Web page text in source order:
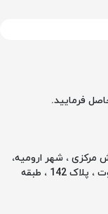
فرمایید.
مرکزی ، شهر ارومیه،
محله نبوت ، کوچه شانزدهم[اول نگین] ، بلوار نبوت ، پلاک 142 ، طبقه